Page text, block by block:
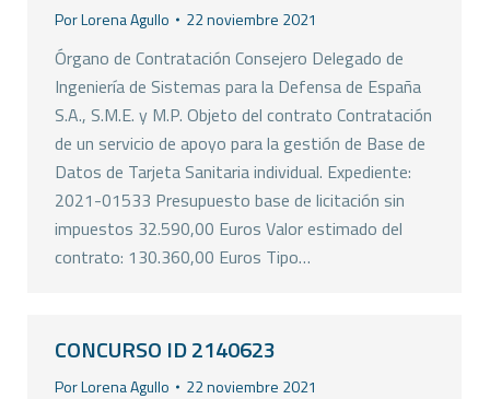
PorLorena Agullo 22 noviembre 2021
Órgano de Contratación Consejero Delegado de
Ingeniería de Sistemas para la Defensa de España
S.A., S.M.E. y M.P. Objeto del contrato Contratación
de un servicio de apoyo para la gestión de Base de
Datos de Tarjeta Sanitaria individual. Expediente:
2021-01533 Presupuesto base de licitación sin
impuestos 32.590,00 Euros Valor estimado del
contrato: 130.360,00 Euros Tipo…
CONCURSO ID 2140623
PorLorena Agullo 22 noviembre 2021